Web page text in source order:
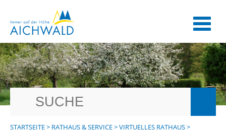
STARTSEITE> RATHAUS & SERVICE>VIRTUELLES RATHAUS>